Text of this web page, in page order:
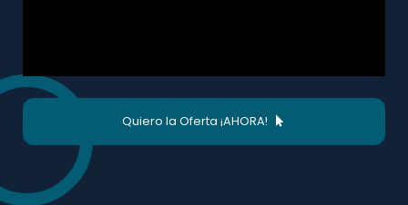
Quiero la Oferta ¡AHORA!